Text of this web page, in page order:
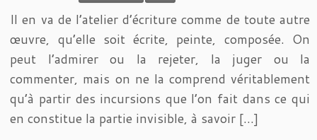
Il en va de l’atelier d’écriture comme de toute autre
œuvre, qu’elle soit écrite, peinte, composée. On
peut l’admirer ou la rejeter, la juger ou la
commenter, mais on ne la comprend véritablement
qu’à partir des incursions que l’on fait dans ce qui
en constitue la partie invisible, à savoir […]